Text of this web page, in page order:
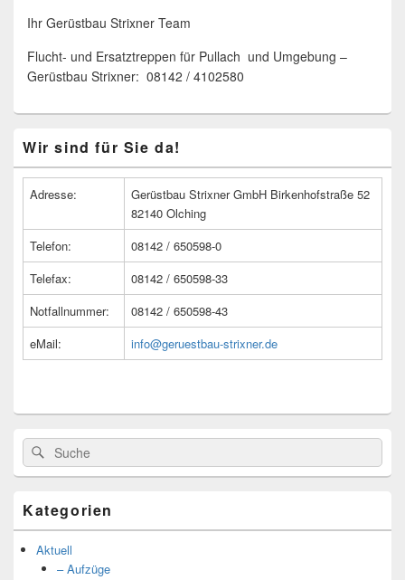
Ihr Gerüstbau Strixner Team
Flucht- und Ersatztreppen für Pullach und Umgebung –
Gerüstbau Strixner: 08142 / 4102580
Seitenleisten
Widget-
Wir sind für Sie da!
Adresse:
Gerüstbau Strixner GmbH Birkenhofstraße 52
82140 Olching
Telefon:
08142 / 650598-0
Telefax:
08142 / 650598-33
Notfallnummer:
08142 / 650598-43
eMail:
info@geruestbau-strixner.de
Suche
nach:
Suche
Kategorien
Aktuell
– Aufzüge